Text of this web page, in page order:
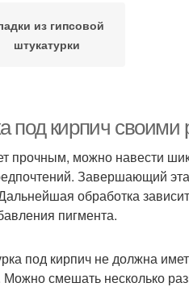
из гипсовой
штукатурки
под кирпич
прочным, можно навести
Завершающий
обработка
пигмента.
под кирпич не должна
Можно смешать несколько